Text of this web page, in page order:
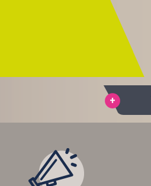
TEMPS RÉEL